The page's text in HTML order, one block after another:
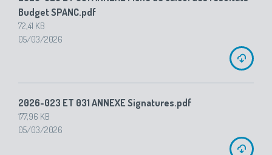
Budget SPANC.pdf
72,41 KB
05/03/2026
2026-023 ET 031 ANNEXE Signatures.pdf
177,96 KB
05/03/2026